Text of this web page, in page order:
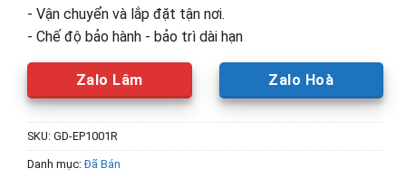
- Vận chuyển và lắp đặt tận nơi.
- Chế độ bảo hành - bảo trì dài hạn
Zalo Lâm Zalo Hoà
SKU: GD-EP1001R
Danh mục:Đã Bán